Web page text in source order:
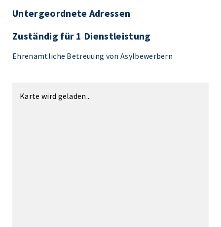
Untergeordnete Adressen
Zuständig für 1 Dienstleistung
Ehrenamtliche Betreuung von Asylbewerbern
Karte wird geladen...